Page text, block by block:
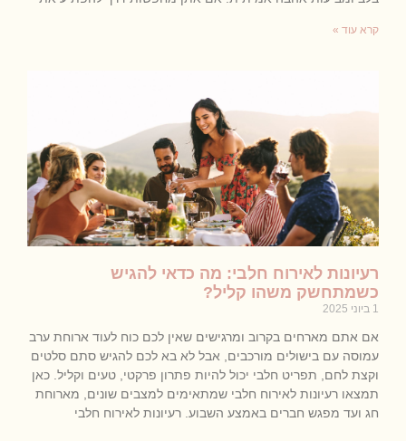
קרא עוד »
רעיונות לאירוח חלבי: מה כדאי להגיש
כשמתחשק משהו קליל?
1 ביוני 2025
אם אתם מארחים בקרוב ומרגישים שאין לכם כוח לעוד ארוחת ערב
עמוסה עם בישולים מורכבים, אבל לא בא לכם להגיש סתם סלטים
וקצת לחם, תפריט חלבי יכול להיות פתרון פרקטי, טעים וקליל. כאן
תמצאו רעיונות לאירוח חלבי שמתאימים למצבים שונים, מארוחת
חג ועד מפגש חברים באמצע השבוע. רעיונות לאירוח חלבי